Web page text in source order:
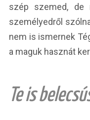
szép szemed,
személyedről
nem is ismernek
a maguk hasznát
Te is